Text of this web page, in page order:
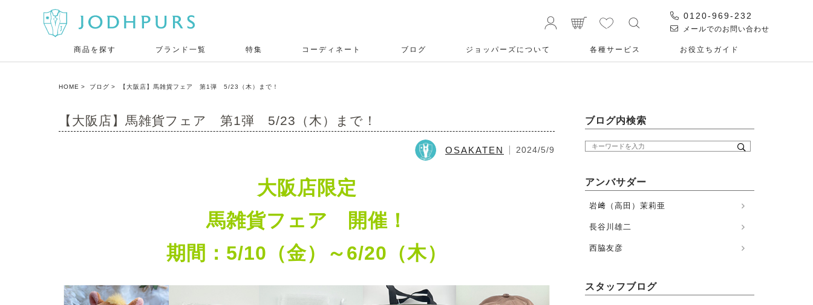
0120-969-232
メールでのお問い合わせ
商品を探す ブランド一覧 特集 コーディネート ブログ ジョッパーズについて 各種サービス お役⽴ちガイド
HOME ブログ 【大阪店】馬雑貨フェア 第1弾 5/23（木）まで！
【大阪店】馬雑貨フェア 第1弾 5/23（木）まで！
OSAKATEN 2024/5/9
大阪店限定
馬雑貨フェア 開催！
期間：5/10（金）～6/20（木）
ブログ内検索
アンバサダー
岩﨑（高田）茉莉亜
長谷川雄二
西脇友彦
スタッフブログ